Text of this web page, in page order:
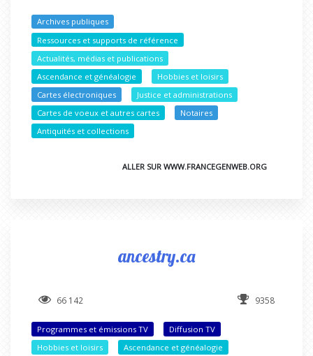
Archives publiques
Ressources et supports de référence
Actualités, médias et publications
Ascendance et généalogie
Hobbies et loisirs
Cartes électroniques
Justice et administrations
Cartes de voeux et autres cartes
Notaires
Antiquités et collections
ALLER SUR WWW.FRANCEGENWEB.ORG
ancestry.ca
66 142 9358
Programmes et émissions TV
Diffusion TV
Hobbies et loisirs
Ascendance et généalogie